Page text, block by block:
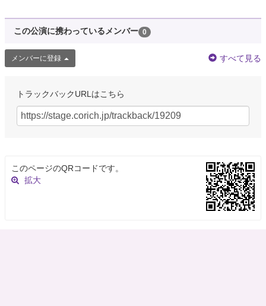
この公演に携わっているメンバー 0
メンバーに登録 すべて見る
トラックバックURLはこちら
このページのQRコードです。
拡大